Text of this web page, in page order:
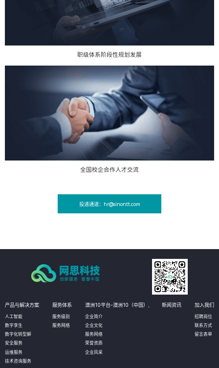
职级体系阶段性规划发展
全国校企合作人才交流
投递通道：hr@sinontt.com
产品与解决方案
人工智能
数字孪生
数字化转型解
安全服务
运维服务
技术咨询服务
服务体系
服务级别
服务网络
澳洲10平台-澳洲10（中国）,
企业简介
企业文化
服务网络
荣誉资质
企业风采
新闻资讯 加入我们
招聘岗位
联系方式
留言表单